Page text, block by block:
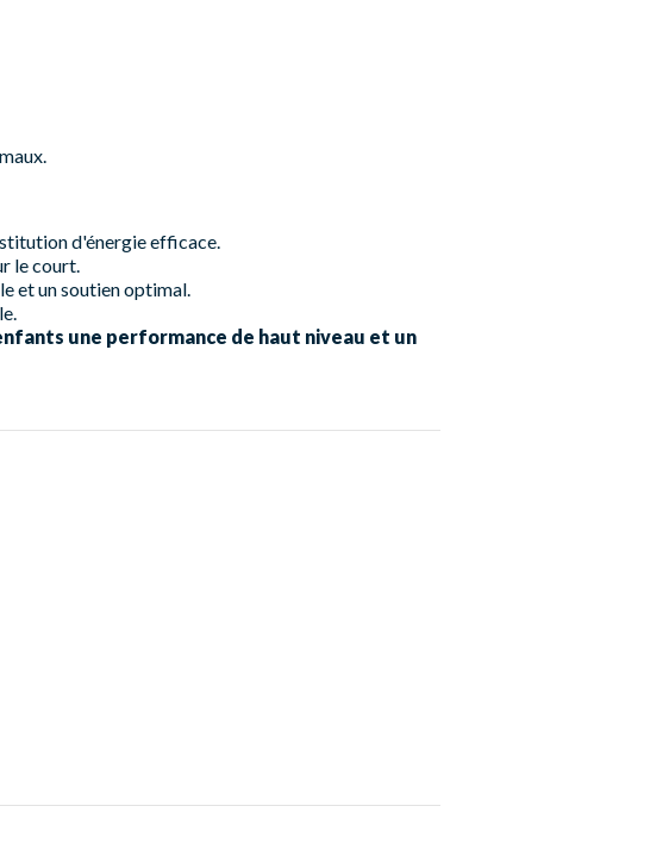
d'énergie efficace.
le court.
et un soutien optimal.
une performance de haut niveau et un